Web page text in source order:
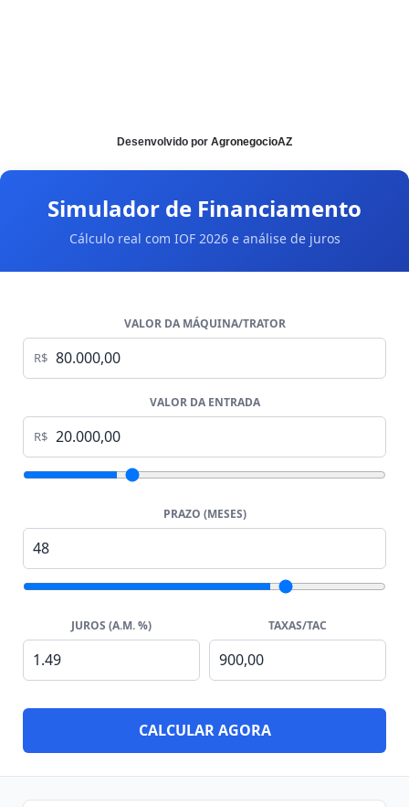
Desenvolvido por AgronegocioAZ
Simulador de Financiamento
Cálculo real com IOF 2026 e análise de juros
VALOR DA MÁQUINA/TRATOR
R$
VALOR DA ENTRADA
R$
PRAZO (MESES)
JUROS (A.M. %) TAXAS/TAC
CALCULAR AGORA